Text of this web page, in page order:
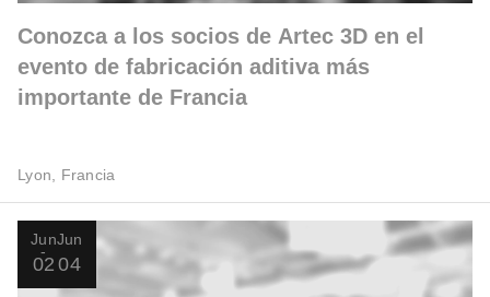
Conozca a los socios de Artec 3D en el
evento de fabricación aditiva más
importante de Francia
Lyon, Francia
Jun
02
Jun
04